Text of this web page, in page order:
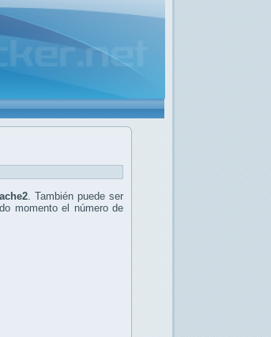
. También puede ser
momento el número de